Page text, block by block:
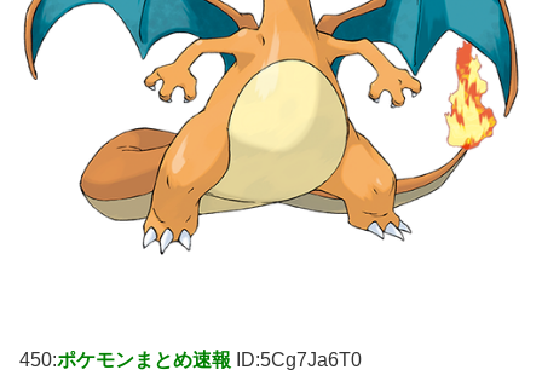
450:ポケモンまとめ速報 ID:5Cg7Ja6T0